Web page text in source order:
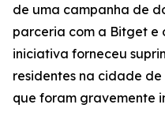
de uma campanha de
parceria com a Bitget e
iniciativa forneceu
residentes na cidade de
que foram gravemente